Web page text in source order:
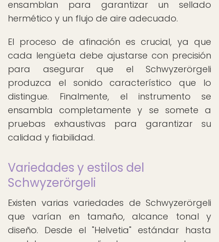
ensamblan para garantizar un sellado
hermético y un flujo de aire adecuado.
El proceso de afinación es crucial, ya que
cada lengüeta debe ajustarse con precisión
para asegurar que el Schwyzerörgeli
produzca el sonido característico que lo
distingue. Finalmente, el instrumento se
ensambla completamente y se somete a
pruebas exhaustivas para garantizar su
calidad y fiabilidad.
Variedades y estilos del
Schwyzerörgeli
Existen varias variedades de Schwyzerörgeli
que varían en tamaño, alcance tonal y
diseño. Desde el "Helvetia" estándar hasta